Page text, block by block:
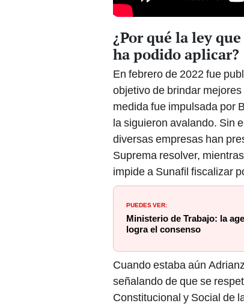
¿Por qué la ley
ha podido aplicar?
En febrero de 2022 fue
objetivo de brindar
medida fue impulsada por
la siguieron avalando. Sin
diversas empresas han
Suprema resolver,
impide a ­Sunafil fiscalizar
PUEDES VER:
Ministerio de Trabajo: la
logra el consenso
Cuando estaba aún
señalando de que se
Constitucional y Social de